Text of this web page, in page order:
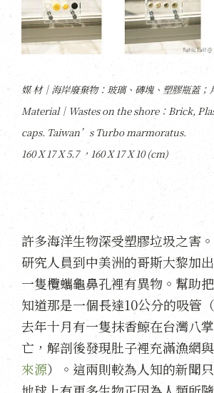
媒 材│海岸廢棄物：玻璃、磚塊、塑膠瓶蓋；
Material│Wastes on the shore：Brick,
caps. Taiwan’s Turbo marmoratus.
160 X 17 X 5.7 ，160 X 17 X 10 (cm)
許多海洋生物深受塑膠垃圾之害
研究人員到中美洲的哥斯大黎加
一隻欖蠵龜鼻孔裡有異物。幫助
知道那是一個長達10公分的吸管（
去年十月有一隻抹香鯨在台灣八
亡，解剖後發現肚子裡充滿漁網
來源）。這兩則較為人知的新聞